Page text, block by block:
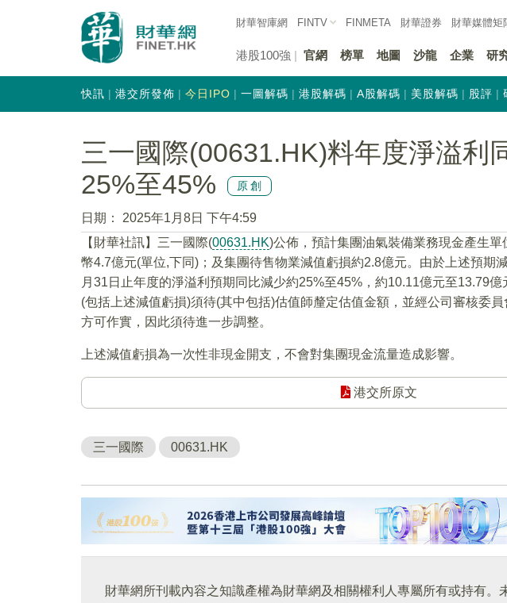
財華智庫網 FINTV FINMETA 財華證券 財華媒體矩
港股100強 官網 榜單 地圖 沙龍 企業 研
快訊 港交所發佈 今日IPO 一圖解碼 港股解碼 A股解碼 美股解碼 股評
三一國際(00631.HK)料年度淨溢利
25%至45%
原創
日期：
2025年1月8日 下午4:59
【財華社訊】三一國際(00631.HK)公佈，預計集團油氣裝備業務現金產生
幣4.7億元(單位,下同)；及集團待售物業減值虧損約2.8億元。由於上述預期
月31日止年度的淨溢利預期同比減少約25%至45%，約10.11億元至13.79
(包括上述減值虧損)須待(其中包括)估值師釐定估值金額，並經公司審核委員
方可作實，因此須待進一步調整。
上述減值虧損為一次性非現金開支，不會對集團現金流量造成影響。
港交所原文
三一國際 00631.HK
財華網所刊載內容之知識產權為財華網及相關權利人專屬所有或持有。